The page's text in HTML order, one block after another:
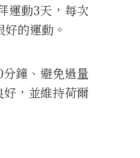
運動3天，每次
的運動。
鐘、避免過量
，並維持荷爾